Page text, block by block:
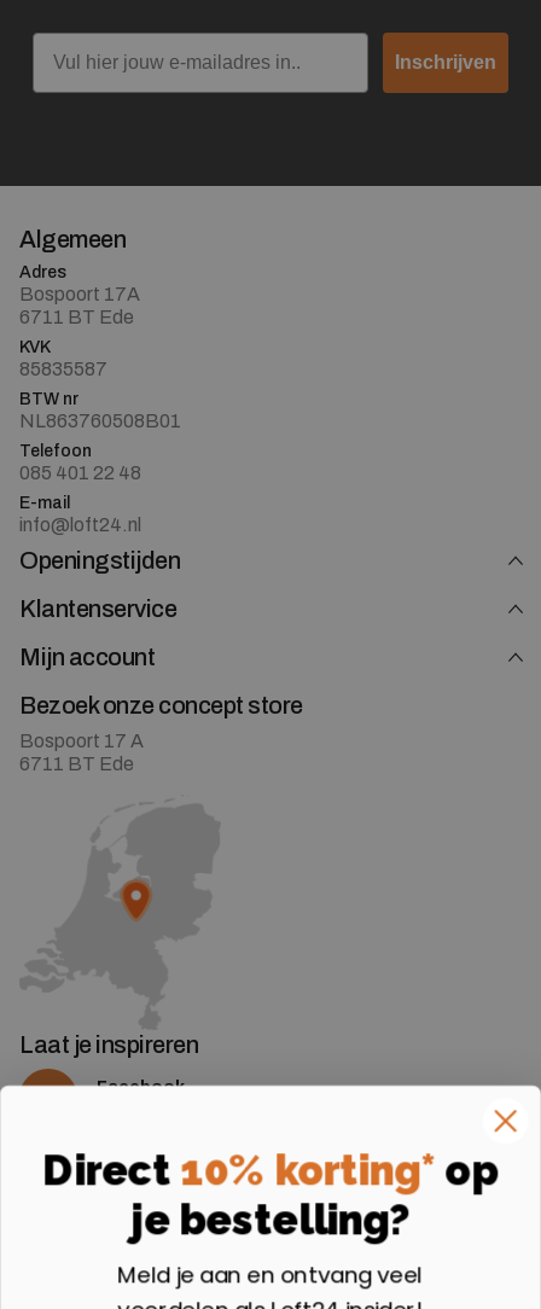
Email
Inschrijven
Algemeen
Adres
Bospoort 17A
6711 BT Ede
KVK
85835587
BTW nr
NL863760508B01
Telefoon
085 401 22 48
E-mail
info@loft24.nl
Openingstijden
Klantenservice
Mijn account
Bezoek onze concept store
Bospoort 17 A
6711 BT Ede
Laat je inspireren
Facebook
Instagram
Volg ons op Instagram
Aangesloten bij
Direct 10% korting* op
je bestelling?
Meld je aan en ontvang veel